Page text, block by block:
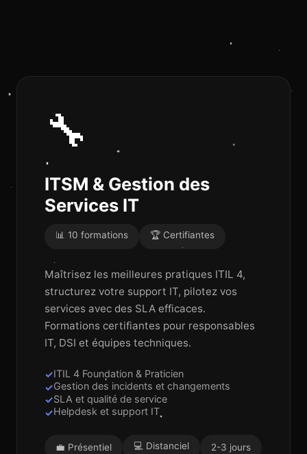
🔧
ITSM & Gestion des
Services IT
📊 10 formations 🏆 Certifiantes
Maîtrisez les meilleures pratiques ITIL 4,
structurez votre support IT, pilotez vos
services avec des SLA efficaces.
Formations certifiantes pour responsables
IT, DSI et équipes techniques.
ITIL 4 Foundation & Praticien
Gestion des incidents et changements
SLA et qualité de service
Helpdesk et support IT
💼 Présentiel 💻 Distanciel 2-3 jours